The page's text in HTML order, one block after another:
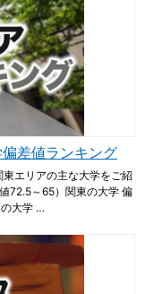
差値ランキング
エリアの主な大学をご紹
72.5～65）関東の大学 偏
大学 …